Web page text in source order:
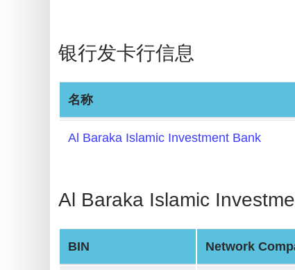
BIN
CC
Generator
from
Banks
Validator
Generator
银行发卡行信息
名称
Al Baraka Islamic Investment Bank
Al Baraka Islamic
BIN Network